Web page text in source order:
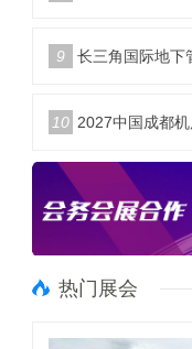
9 长三角国际地下管网
10 2027中国成都机床与工
热门展会